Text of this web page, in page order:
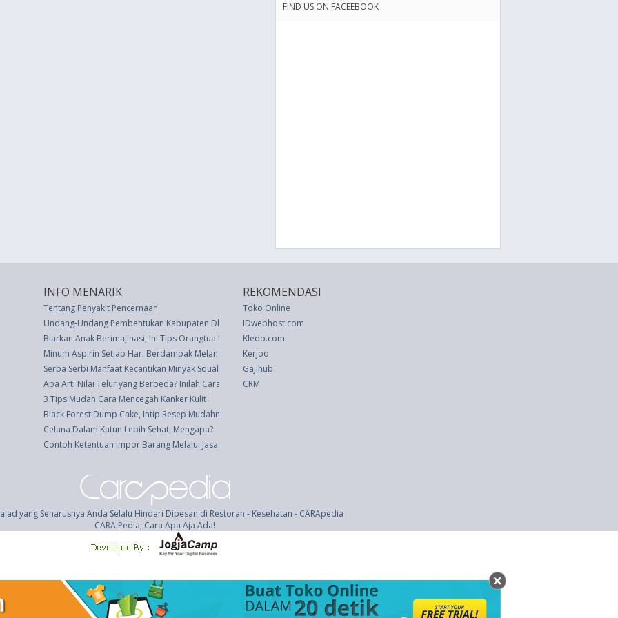
FIND US ON FACEEBOOK
INFO MENARIK
Tentang Penyakit Pencernaan
Undang-Undang Pembentukan Kabupaten Dharmasraya, Kabupaten Solok Selatan, Dan Kabupaten Pasaman Barat Di Provinsi Sumatera Barat (UU
Biarkan Anak Berimajinasi, Ini Tips Orangtua Merawatnya
Minum Aspirin Setiap Hari Berdampak Melanoma pada Pria
Serba Serbi Manfaat Kecantikan Minyak Squalane
Apa Arti Nilai Telur yang Berbeda? Inilah Cara Mendekode Telur Anda
3 Tips Mudah Cara Mencegah Kanker Kulit
Black Forest Dump Cake, Intip Resep Mudahnya Di sini!
Celana Dalam Katun Lebih Sehat, Mengapa?
Contoh Ketentuan Impor Barang Melalui Jasa Forwarder
REKOMENDASI
Toko Online
IDwebhost.com
Kledo.com
Kerjoo
Gajihub
CRM
yang Seharusnya Anda Selalu Hindari Dipesan di Restoran - Kesehatan - CARApedia
CARA Pedia, Cara Apa Aja Ada!